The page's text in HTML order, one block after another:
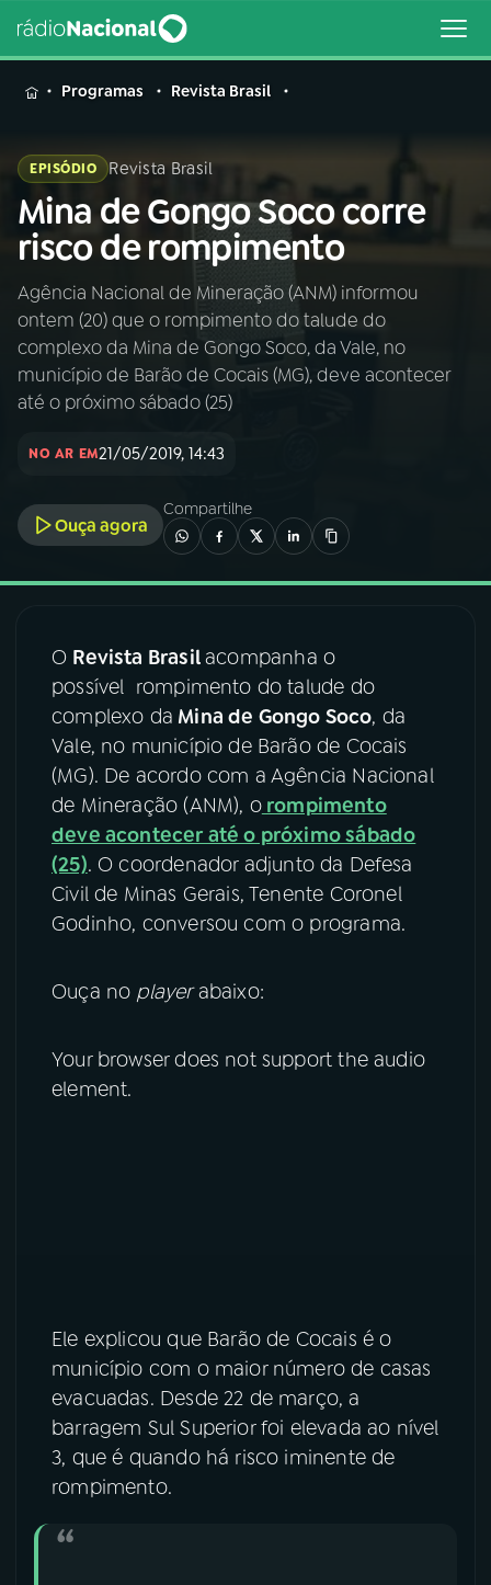
MENU
Buscar
na
Rádio
Nacional
Buscar
AO VIVO
01INÍCIO
03PROGRAMAÇÃO
05PODCASTS
VIDEOCASTS
07ÚLTIMAS
08FESTIVAL DE MÚSICA
Instagram
Programas Revista Brasil
EPISÓDIO Revista Brasil
Mina de Gongo Soco corre
risco de rompimento
Agência Nacional de Mineração (ANM) informou
ontem (20) que o rompimento do talude do
complexo da Mina de Gongo Soco, da Vale, no
município de Barão de Cocais (MG), deve acontecer
até o próximo sábado (25)
NO AR EM21/05/2019, 14:43
Ouça agora
Compartilhe
O Revista Brasilacompanha o
possível rompimento do talude do
complexo da Mina de Gongo Soco, da
Vale, no município de Barão de Cocais
(MG). De acordo com a Agência Nacional
de Mineração (ANM), orompimento
deve acontecer até o próximo sábado
(25). O coordenador adjunto da Defesa
Civil de Minas Gerais, Tenente Coronel
Godinho, conversou com o programa.
Ouça no playerabaixo:
Your browser does not support the audio
element.
Ele explicou que Barão de Cocais é o
município com o maior número de casas
evacuadas. Desde 22 de março, a
barragem Sul Superior foi elevada ao nível
3, que é quando há risco iminente de
rompimento.